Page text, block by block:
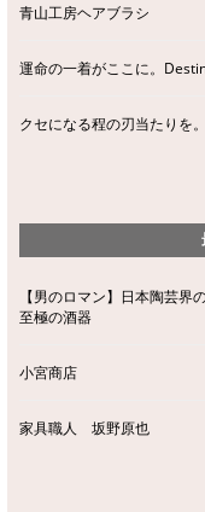
青山工房ヘアブラシ
運命の一着がここに。
クセになる程の刃当たりを。
【男のロマン】日本陶芸
至極の酒器
小宮商店
家具職人 坂野原也